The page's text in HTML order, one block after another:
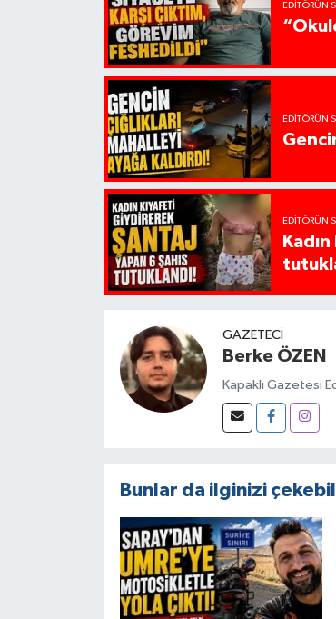
EDITÖRÜN
EDITÖRÜN
EDITÖRÜN
GAZETECI
Berke ÖZEN
Kapaklı Gazetesi
Bunlar da ilginizi